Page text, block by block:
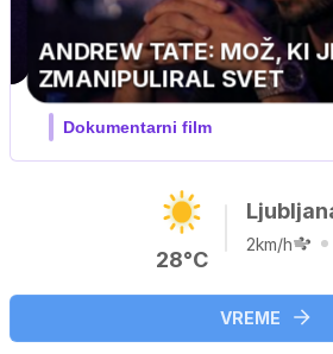
MOJ PRIJATELJ PINGVIN
Film meseca / družinski,
28°C
2km/h
VREME